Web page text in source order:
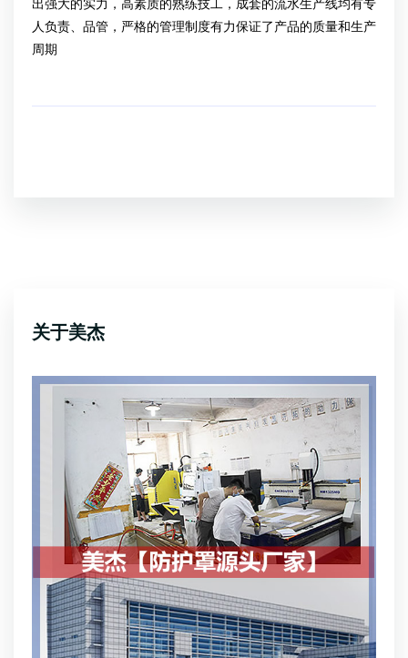
人负责、品管，严格的管理制度有力保证了产品的质量和生产
周期
关于美杰